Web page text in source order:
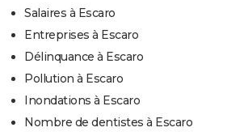
Salaires à Escaro
Entreprises à Escaro
Délinquance à Escaro
Pollution à Escaro
Inondations à Escaro
Nombre de dentistes à Escaro